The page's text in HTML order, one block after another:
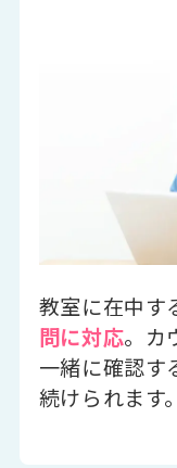
教室に在中す
問に対応。カ
一緒に確認す
続けられます。